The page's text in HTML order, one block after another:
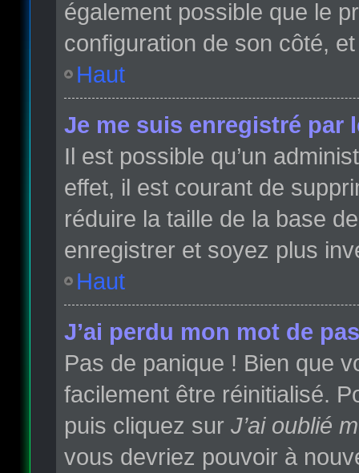
également possible que le
configuration de son côté,
Haut
Je me suis enregistré par
Il est possible qu’un
effet, il est courant de
réduire la taille de la base
enregistrer et soyez plus
Haut
J’ai perdu mon mot de
Pas de panique ! Bien que
facilement être réinitialisé.
puis cliquez sur J’ai oublié
vous devriez pouvoir à